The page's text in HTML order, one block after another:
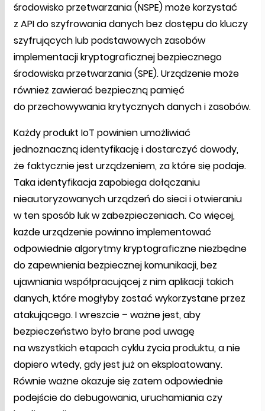
środowisko przetwarzania (NSPE) może korzystać
z API do szyfrowania danych bez dostępu do kluczy
szyfrujących lub podstawowych zasobów
implementacji kryptograficznej bezpiecznego
środowiska przetwarzania (SPE). Urządzenie może
również zawierać bezpieczną pamięć
do przechowywania krytycznych danych i zasobów.
Każdy produkt IoT powinien umożliwiać
jednoznaczną identyfikację i dostarczyć dowody,
że faktycznie jest urządzeniem, za które się podaje.
Taka identyfikacja zapobiega dołączaniu
nieautoryzowanych urządzeń do sieci i otwieraniu
w ten sposób luk w zabezpieczeniach. Co więcej,
każde urządzenie powinno implementować
odpowiednie algorytmy kryptograficzne niezbędne
do zapewnienia bezpiecznej komunikacji, bez
ujawniania współpracującej z nim aplikacji takich
danych, które mogłyby zostać wykorzystane przez
atakującego. I wreszcie – ważne jest, aby
bezpieczeństwo było brane pod uwagę
na wszystkich etapach cyklu życia produktu, a nie
dopiero wtedy, gdy jest już on eksploatowany.
Równie ważne okazuje się zatem odpowiednie
podejście do debugowania, uruchamiania czy